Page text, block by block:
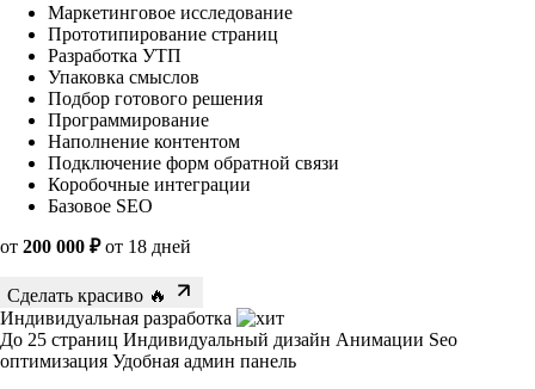
Маркетинговое исследование
Прототипирование страниц
Разработка УТП
Упаковка смыслов
Подбор готового решения
Программирование
Наполнение контентом
Подключение форм обратной связи
Коробочные интеграции
Базовое SEO
от 200 000 ₽от 18 дней
Сделать красиво 🔥
Индивидуальная разработка
До 25 страниц Индивидуальный дизайн Анимации Seo
оптимизация Удобная админ панель